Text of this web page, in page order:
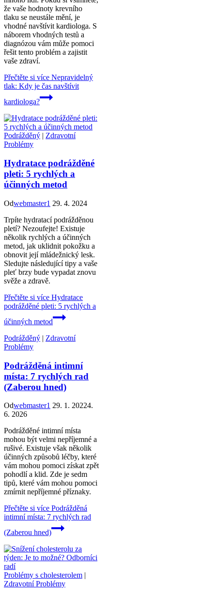
že vaše hodnoty krevního
tlaku se neustále mění, je
vhodné navštívit kardiologa. S
náborem vhodných testů a
diagnózou vám může pomoci
řešit tento problém a zajistit
vaše zdraví.
Přečtěte si více Nepravidelný
tlak: Kdy je čas navštívit
kardiologa?
Podrážděný | Zdravotní
Problémy
Hydratace podrážděné
pleti: 5 rychlých a
účinných metod
Odwebmaster1 29. 4. 2024
Trpíte hydratací podrážděnou
pletí? Nezoufejte! Existuje
několik rychlých a účinných
metod, jak uklidnit pokožku a
obnovit její mládežnický lesk.
Sledujte následující tipy a vaše
pleť brzy bude vypadat znovu
svěže a zdravě.
Přečtěte si více Hydratace
podrážděné pleti: 5 rychlých a
účinných metod
Podrážděný | Zdravotní
Problémy
Podrážděná intimní
místa: 7 rychlých rad
(Zaberou hned)
Odwebmaster1 29. 1. 20224.
6. 2026
Podrážděné intimní místa
mohou být velmi nepříjemné a
rušivé. Existuje však několik
účinných způsobů léčby, které
vám mohou pomoci získat zpět
pohodlí a klid. Zde je sedm
tipů, které vám mohou pomoci
zmírnit nepříjemné příznaky.
Přečtěte si více Podrážděná
intimní místa: 7 rychlých rad
(Zaberou hned)
Problémy s cholesterolem |
Zdravotní Problémy